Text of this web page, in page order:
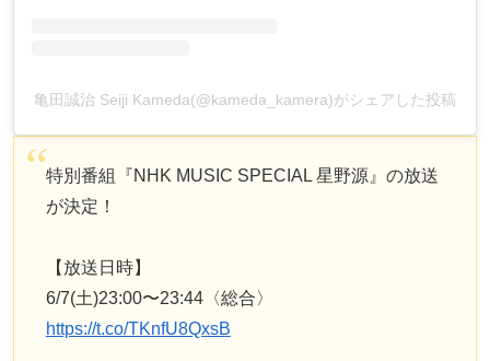
亀田誠治 Seiji Kameda(@kameda_kamera)がシェアした投稿
特別番組『NHK MUSIC SPECIAL 星野源』の放送
が決定！
【放送日時】
6/7(土)23:00〜23:44〈総合〉
https://t.co/TKnfU8QxsB